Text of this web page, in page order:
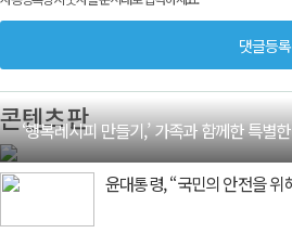
콘텐츠판
‘행복레시피 만들기,’ 가족과 함께한 특별
윤대통령, “국민의 안전을 위